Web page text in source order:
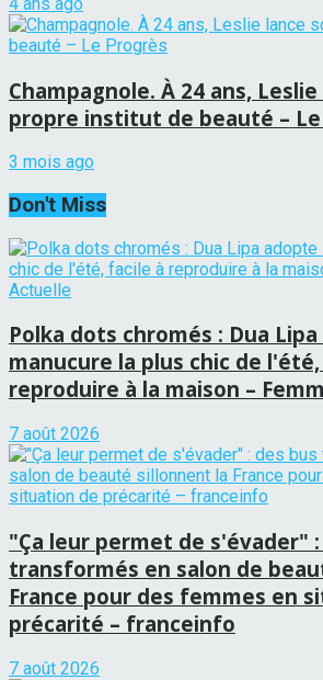
Champagnole. À 24 ans,
propre institut de beauté –
3 mois ago
Don't Miss
Polka dots chromés : Dua
manucure la plus chic de
reproduire à la maison –
7 août 2026
"Ça leur permet de s'évader"
transformés en salon de
France pour des femmes en
précarité – franceinfo
7 août 2026